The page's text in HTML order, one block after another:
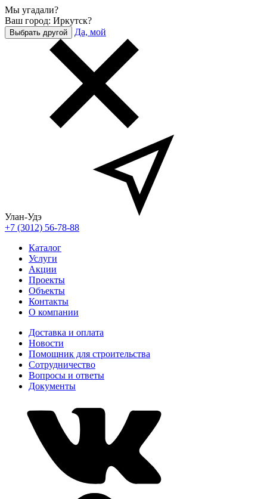
Мы угадали?
Ваш город: Иркутск?
Выбрать другой Да, мой
Улан-Удэ
+7 (3012) 56-78-88
Каталог
Услуги
Акции
Проекты
Объекты
Контакты
О компании
Доставка и оплата
Новости
Помощник для строительства
Сотрудничество
Вопросы и ответы
Документы